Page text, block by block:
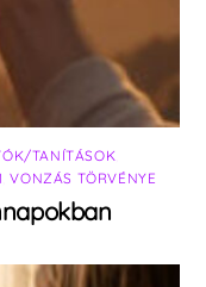
TANÍTÁSOK
,VONZÁS TÖRVÉNYE